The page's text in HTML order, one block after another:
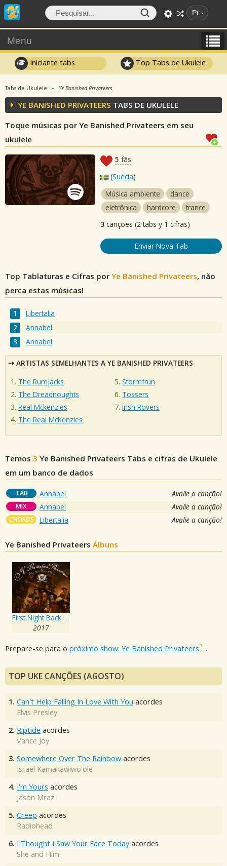
Pt
Menu
Iniciante tabs Top Tabs de Ukulele
Tabs de Ukulele Ye Banished Privateers
YE BANISHED PRIVATEERS TABS DE UKULELE
Toque músicas por Ye Banished Privateers em seu
ukulele
5 fãs
(Suécia)
Música ambiente
dance
eletrônica
hardcore
trance
3 canções (2 tabs y 1 cifras)
Enviar Nova Tab
Top Tablaturas e Cifras por Ye Banished Privateers, não
perca estas músicas!
Libertalia
Annabel
Annabel
ARTISTAS SEMELHANTES A YE BANISHED PRIVATEERS
The Rumjacks
The Dreadnoughts
Real Mckenzies
The Real McKenzies
Stormfrun
Tossers
Irish Rovers
Temos 3 Ye Banished Privateers Tabs e cifras de Ukulele
em um banco de dados
TAB Annabel Avalie a canção!
MIX Annabel Avalie a canção!
CHORDS Libertalia Avalie a canção!
Ye Banished Privateers Álbuns
First Night Back In Port
2017
Prepare-se para o próximo show: Ye Banished Privateers .
TOP UKE CANÇÕES (AGOSTO)
1. Can't Help Falling In Love With You acordes
Elvis Presley
2. Riptide acordes
Vance Joy
3. Somewhere Over The Rainbow acordes
Israel Kamakawiwo'ole
4. I'm Yours acordes
Jason Mraz
5. Creep acordes
Radiohead
6. I Thought I Saw Your Face Today acordes
She and Him